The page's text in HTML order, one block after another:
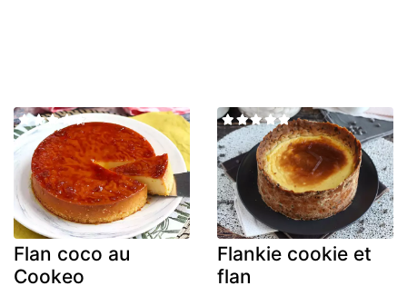
Flan coco au
Cookeo
Flankie cookie et
flan